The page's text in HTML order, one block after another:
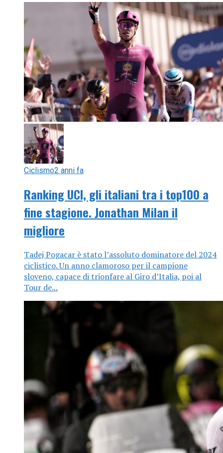
Ciclismo2 anni fa
Ranking UCI, gli italiani tra i top100 a
fine stagione. Jonathan Milan il
migliore
Tadej Pogacar è stato l’assoluto dominatore del 2024
ciclistico. Un anno clamoroso per il campione
sloveno, capace di trionfare al Giro d’Italia, poi al
Tour de...